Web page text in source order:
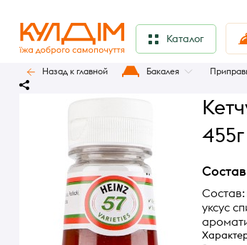
Каталог
Назад к главной Бакалея
455г
Состав
уксус